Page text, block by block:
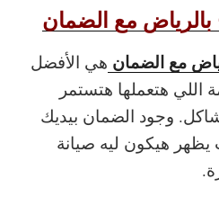
مع الضمان
مع الضمان هي الأفضل
هتعملها هتستمر
وجود الضمان بيديك
هيكون ليه صيانة